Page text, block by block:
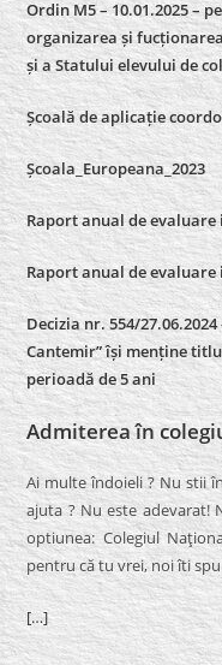
Ordin M5 – 10.01.2025 –
organizarea și
și a Statului elevului de
Școală de aplicație
Școala_Europeana_2023
Raport anual de evaluare
Raport anual de
Decizia nr. 554/
Cantemir” își menține
perioadă de 5 ani
Admiterea în
Ai multe îndoieli ? Nu stii
ajuta ? Nu este adevarat!
optiunea: Colegiul
pentru că tu vrei, noi îti
[…]